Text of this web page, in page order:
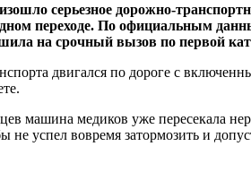
серьезное дорожно-
переходе. По официальным
на срочный вызов по первой
двигался по дороге с
машина медиков уже пересекала
не успел вовремя затормозить и